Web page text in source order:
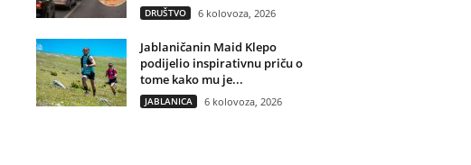
DRUŠTVO 6 kolovoza, 2026
Jablaničanin Maid Klepo
podijelio inspirativnu priču o
tome kako mu je...
JABLANICA 6 kolovoza, 2026